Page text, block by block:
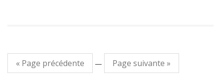
« Page précédente — Page suivante »